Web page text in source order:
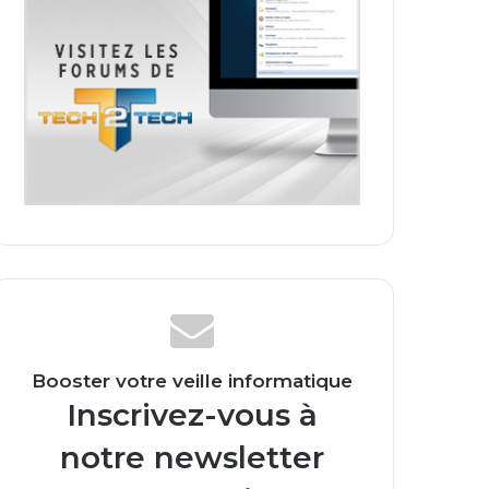
Booster votre veille informatique
Inscrivez-vous à
notre newsletter